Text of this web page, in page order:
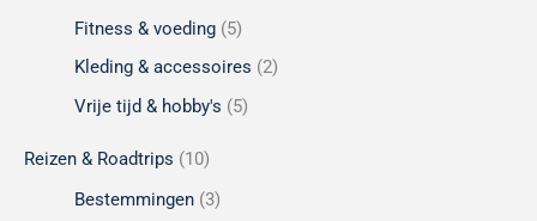
Fitness & voeding(5)
Kleding & accessoires (2)
Vrije tijd & hobby's (5)
Reizen & Roadtrips (10)
Bestemmingen(3)